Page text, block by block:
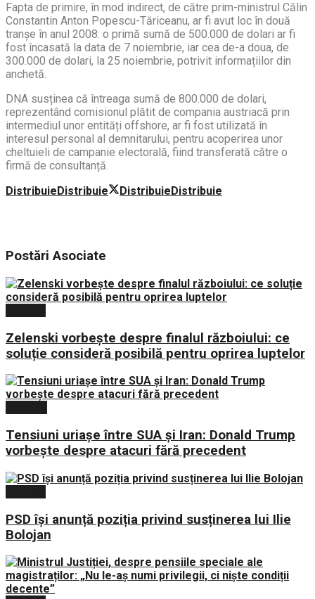
Fapta de primire, în mod indirect, de către prim-ministrul Călin
Constantin Anton Popescu-Tăriceanu, ar fi avut loc în două
tranșe în anul 2008: o primă sumă de 500.000 de dolari ar fi
fost încasată la data de 7 noiembrie, iar cea de-a doua, de
300.000 de dolari, la 25 noiembrie, potrivit informațiilor din
anchetă.
DNA susținea că întreaga sumă de 800.000 de dolari,
reprezentând comisionul plătit de compania austriacă prin
intermediul unor entități offshore, ar fi fost utilizată în
interesul personal al demnitarului, pentru acoperirea unor
cheltuieli de campanie electorală, fiind transferată către o
firmă de consultanță.
DistribuieDistribuie DistribuieDistribuie
PostăriAsociate
Zelenski vorbește despre finalul războiului: ce
soluție consideră posibilă pentru oprirea luptelor
Tensiuni uriașe între SUA și Iran: Donald Trump
vorbește despre atacuri fără precedent
PSD își anunță poziția privind susținerea lui Ilie
Bolojan